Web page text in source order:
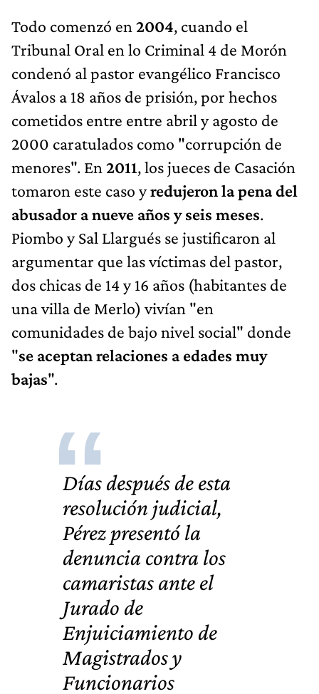
Todo comenzó en 2004, cuando el
Tribunal Oral en lo Criminal 4 de Morón
condenó al pastor evangélico Francisco
Ávalos a 18 años de prisión, por hechos
cometidos entre entre abril y agosto de
2000 caratulados como "corrupción de
menores". En 2011, los jueces de Casación
tomaron este caso yredujeron la pena del
abusador a nueve años y seis meses.
Piombo y Sal Llargués se justificaron al
argumentar que las víctimas del pastor,
dos chicas de 14 y 16 años (habitantes de
una villa de Merlo) vivían "en
comunidades de bajo nivel social" donde
"se aceptan relaciones a edades muy
bajas".
Días después de esta
resolución judicial,
Pérez presentó la
denuncia contra los
camaristas ante el
Jurado de
Enjuiciamiento de
Magistrados y
Funcionarios